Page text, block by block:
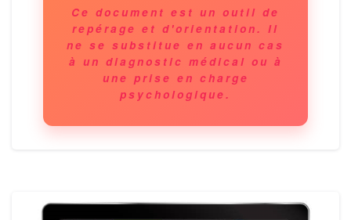
Ce document est un outil de
repérage et d'orientation. Il
ne se substitue en aucun cas
à un diagnostic médical ou à
une prise en charge
psychologique.